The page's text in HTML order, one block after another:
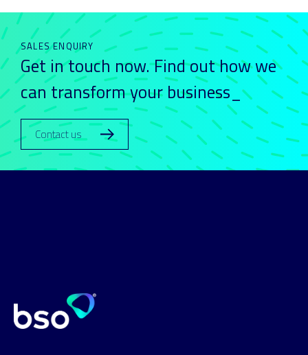
SALES ENQUIRY
Get in touch now. Find out how we
can transform your business_
Contact us